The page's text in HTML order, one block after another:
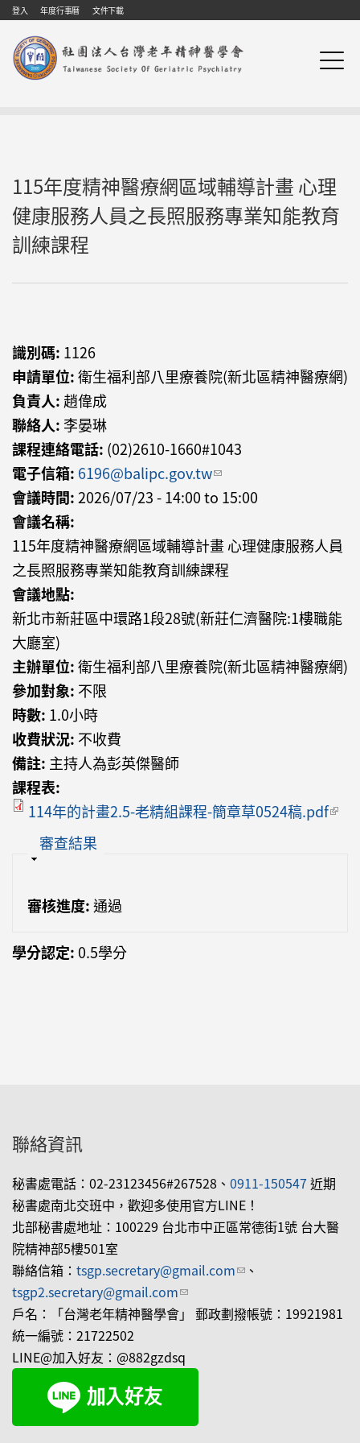
Skip to navigation
移至主內容
登入 年度行事曆 文件下載
115年度精神醫療網區域輔導計畫 心理
健康服務人員之長照服務專業知能教育
訓練課程
識別碼: 1126
申請單位:衛生福利部八里療養院(新北區精神醫療網)
負責人: 趙偉成
聯絡人: 李晏琳
課程連絡電話: (02)2610-1660#1043
電子信箱: 6196@balipc.gov.tw(link sends e-mail)
會議時間: 2026/07/23 -14:00to 15:00
會議名稱:
115年度精神醫療網區域輔導計畫 心理健康服務人員
之長照服務專業知能教育訓練課程
會議地點:
新北市新莊區中環路1段28號(新莊仁濟醫院:1樓職能
大廳室)
主辦單位:衛生福利部八里療養院(新北區精神醫療網)
參加對象: 不限
時數: 1.0小時
收費狀況: 不收費
備註: 主持人為彭英傑醫師
課程表:
114年的計畫2.5-老精組課程-簡章草0524稿.pdf
隱藏
審查結果
審核進度:通過
學分認定: 0.5學分
聯絡資訊
秘書處電話：02-23123456#267528、 0911-150547近期
秘書處南北交班中，歡迎多使用官方LINE！
北部秘書處地址：100229 台北市中正區常德街1號 台大醫
院精神部5樓501室
聯絡信箱： tsgp.secretary@gmail.com(link sends e-mail)
、
tsgp2.secretary@gmail.com(link sends e-mail)
戶名：「台灣老年精神醫學會」 郵政劃撥帳號：19921981
統一編號：21722502
LINE@加入好友：@882gzdsq